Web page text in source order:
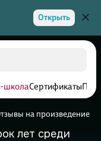
Открыть
школаСертификаты
на произведение
лет среди